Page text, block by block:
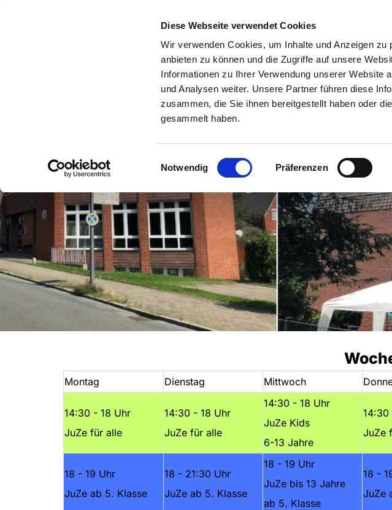
Diese Webseite verwendet Cookies
Wir verwenden Cookies, um Inhalte und Anzeigen
anbieten zu können und die Zugriffe auf unsere
Informationen zu Ihrer Verwendung unserer Website
und Analysen weiter. Unsere Partner führen diese
zusammen, die Sie ihnen bereitgestellt haben oder
gesammelt haben.
Einwilligungsauswahl
Notwendig Präferenzen
HOME WAS GEHT WANN IM JUZE?
Montag Dienstag Mittwoch
14:30 - 18 Uhr
JuZe für alle
14:30 - 18 Uhr
JuZe für alle
14:30 - 18 Uhr
JuZe Kids
6-13 Jahre
14:30
JuZe
18 - 19 Uhr
JuZe ab 5. Klasse
18 - 21:30 Uhr
JuZe ab 5. Klasse
18 - 19 Uhr
JuZe bis 13 Jahre
ab 5. Klasse
18 -
JuZe